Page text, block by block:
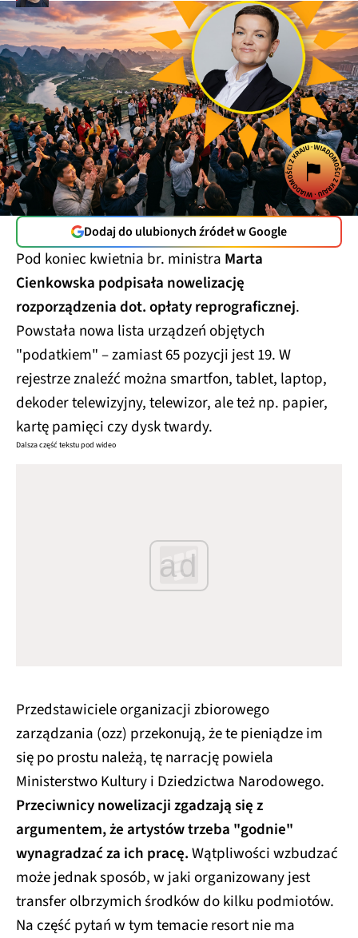
Dodaj do ulubionych źródeł w Google
Pod koniec kwietnia br. ministra Marta
Cienkowska podpisała nowelizację
rozporządzenia dot. opłaty reprograficznej.
Powstała nowa lista urządzeń objętych
"podatkiem" – zamiast 65 pozycji jest 19. W
rejestrze znaleźć można smartfon, tablet, laptop,
dekoder telewizyjny, telewizor, ale też np. papier,
kartę pamięci czy dysk twardy.
Dalsza część tekstu pod wideo
ad
Przedstawiciele organizacji zbiorowego
zarządzania (ozz) przekonują, że te pieniądze im
się po prostu należą, tę narrację powiela
Ministerstwo Kultury i Dziedzictwa Narodowego.
Przeciwnicy nowelizacji zgadzają się z
argumentem, że artystów trzeba "godnie"
wynagradzać za ich pracę.Wątpliwości wzbudzać
może jednak sposób, w jaki organizowany jest
transfer olbrzymich środków do kilku podmiotów.
Na część pytań w tym temacie resort nie ma